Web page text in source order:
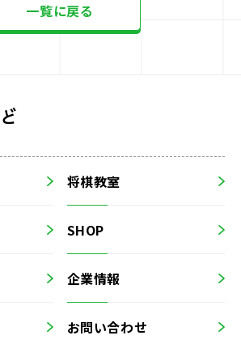
一覧に戻る
将棋教室
SHOP
企業情報
お問い合わせ